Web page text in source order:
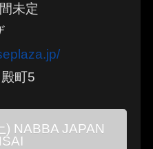
未定
町5
) NABBA JAPAN